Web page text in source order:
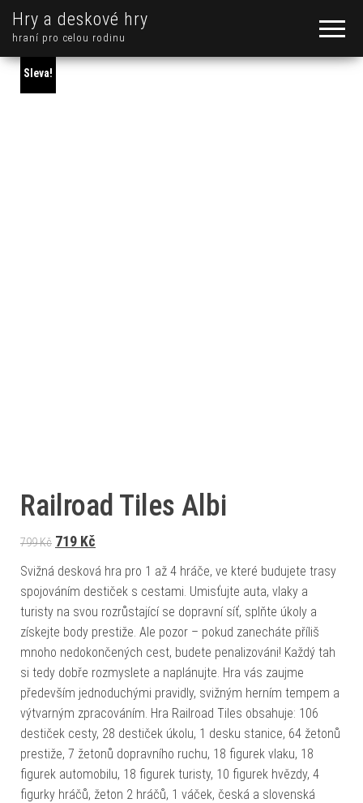
Hry a deskové hry
hraní pro celou rodinu
Sleva!
Railroad Tiles Albi
799Kč Původní cena byla: 799 Kč.
719 Kč
Svižná desková hra pro 1 až 4 hráče, ve které budujete trasy
spojováním destiček s cestami. Umisťujte auta, vlaky a
turisty na svou rozrůstající se dopravní síť, splňte úkoly a
získejte body prestiže. Ale pozor – pokud zanecháte příliš
mnoho nedokončených cest, budete penalizováni! Každý tah
si tedy dobře rozmyslete a naplánujte. Hra vás zaujme
především jednoduchými pravidly, svižným herním tempem a
výtvarným zpracováním. Hra Railroad Tiles obsahuje: 106
destiček cesty, 28 destiček úkolu, 1 desku stanice, 64 žetonů
prestiže, 7 žetonů dopravního ruchu, 18 figurek vlaku, 18
figurek automobilu, 18 figurek turisty, 10 figurek hvězdy, 4
figurky hráčů, žeton 2 hráčů, 1 váček, česká a slovenská